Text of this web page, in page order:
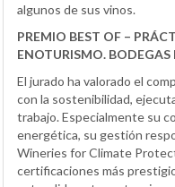
algunos de sus vinos.
PREMIO BEST OF –
ENOTURISMO.
El jurado ha valorado el
con la sostenibilidad,
trabajo. Especialmente su
energética, su gestión
Wineries for Climate
certificaciones más